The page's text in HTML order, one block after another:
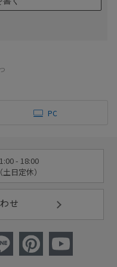
PC
- 18:00
（土日定休）
せ